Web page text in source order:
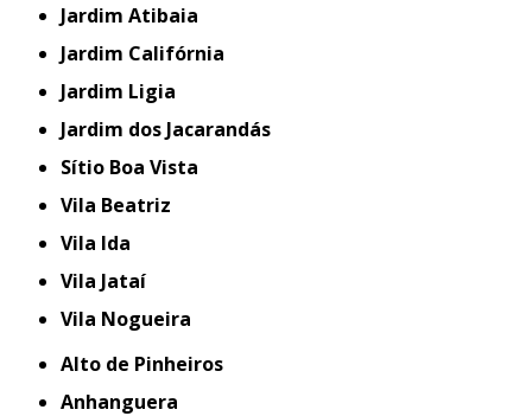
Jardim Atibaia
Jardim Califórnia
Jardim Ligia
Jardim dos Jacarandás
Sítio Boa Vista
Vila Beatriz
Vila Ida
Vila Jataí
Vila Nogueira
Alto de Pinheiros
Anhanguera